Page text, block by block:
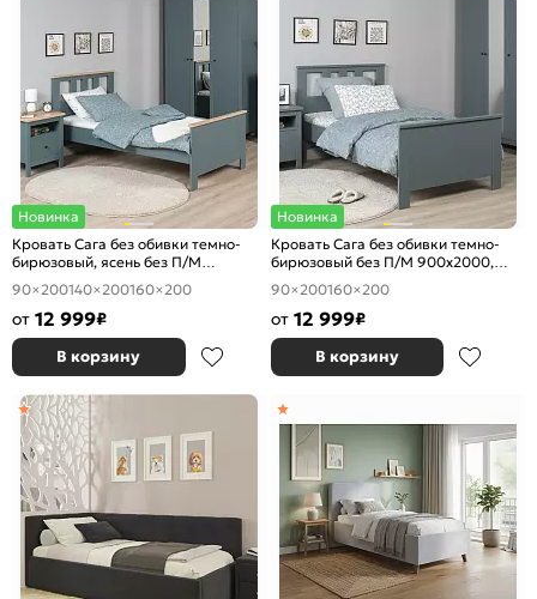
Новинка
Кровать Сага без обивки темно-
бирюзовый, ясень без П/М
900x2000, ортопедическое
основание, изголовье жесткое
90×200140×200160×200
от 12 999₽
В корзину
Новинка
Кровать Сага без обивки темно-
бирюзовый без П/М 900x2000,
ортопедическое основание,
изголовье жесткое
90×200160×200
от 12 999₽
В корзину